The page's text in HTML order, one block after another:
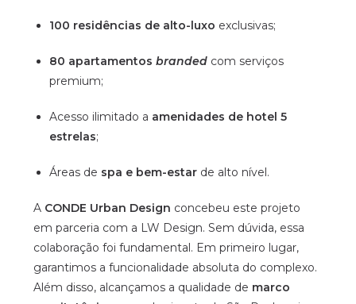
100 residências de alto-luxo exclusivas;
80 apartamentosbranded com serviços
premium;
Acesso ilimitado a amenidades de hotel 5
estrelas;
Áreas de spa e bem-estar de alto nível.
A CONDE Urban Design concebeu este projeto
em parceria com a LW Design. Sem dúvida, essa
colaboração foi fundamental. Em primeiro lugar,
garantimos a funcionalidade absoluta do complexo.
Além disso, alcançamos a qualidade de marco